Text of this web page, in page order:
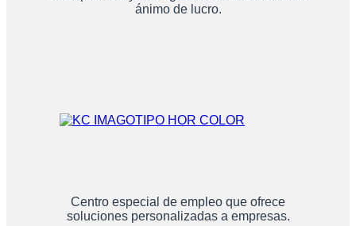
ánimo de lucro.
Centro especial de empleo que ofrece
soluciones personalizadas a empresas.